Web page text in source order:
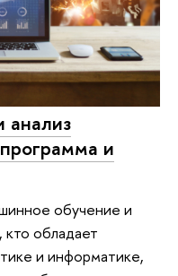
и
обучение и
обладает
и информатике,